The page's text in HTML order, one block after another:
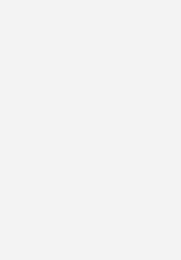
Als nächstes werden die
sowie das Rückenteil der
nicht mechanisch fixiert werden
an der Rückseite des Schornsteins
Bekleidung verfalzt werden. Diese
einzelnen Teile auf das Dach
hervorragend geeignet
entfällt
können mittels Hafte befestigt werden
an Ober- und Unterfalz
normaler Falzwerkzeuge